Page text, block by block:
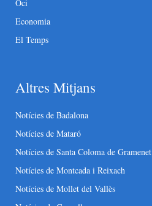
Oci
Economia
El Temps
Altres Mitjans
Notícies de Badalona
Notícies de Mataró
Notícies de Santa Coloma de Gramenet
Notícies de Montcada i Reixach
Notícies de Mollet del Vallès